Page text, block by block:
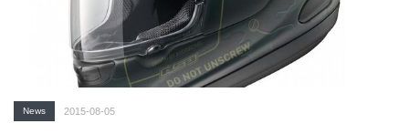
News 2015-08-05